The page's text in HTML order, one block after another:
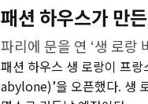
패션 하우스가 만
파리에 문을 연 ‘생 로랑
패션 하우스 생 로랑이 프
abylone)’을 오픈했다. 생